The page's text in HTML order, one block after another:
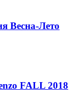
Весна-Лето
FALL 2018